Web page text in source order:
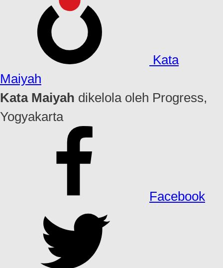
Kata
Maiyah
Kata Maiyah dikelola oleh Progress,
Yogyakarta
Facebook